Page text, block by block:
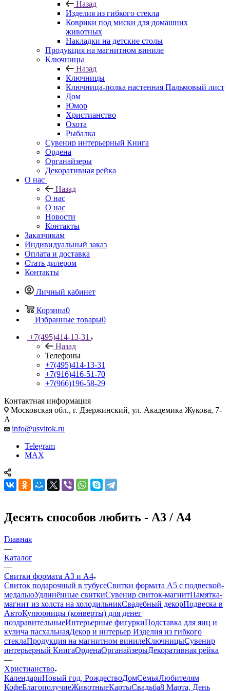
Назад
Изделия из гибкого стекла
Коврики под миски для домашних
животных
Накладки на детские столы
Продукция на магнитном виниле
Ключницы
Назад
Ключницы
Ключница-полка настенная Пальмовый лист
Дом
Юмор
Христианство
Охота
Рыбалка
Сувенир интерьерный Книга
Ордена
Органайзеры
Декоративная рейка
О нас
Назад
О нас
О нас
Новости
Контакты
Заказчикам
Индивидуальный заказ
Оплата и доставка
Стать дилером
Контакты
Личный кабинет
Корзина0
Избранные товары0
+7(495)414-13-31
Назад
Телефоны
+7(495)414-13-31
+7(916)416-51-70
+7(966)196-58-29
Контактная информация
Московская обл., г. Дзержинский, ул. Академика Жукова, 7-
А
info@usvitok.ru
Telegram
MAX
Десять способов любить - А3 / А4
Главная
—
Каталог
—
Свитки формата А3 и А4
Свиток подарочный в тубусеСвитки формата А5 с подвеской-
медальюУдлинённые свиткиСувенир свиток-магнитПамятка-
магнит из холста на холодильникСвадебный декорПодвеска в
АвтоКупюрницы (конверты) для денег
поздравительныеИнтерьерные фигуркиПодставка для яиц и
кулича пасхальнаяДекор и интерьер Изделия из гибкого
стеклаПродукция на магнитном винилеКлючницыСувенир
интерьерный КнигаОрденаОрганайзерыДекоративная рейка
—
Христианство
КалендариНовый год, РождествоДомСемьяЛюбителям
КофеБлагополучиеЖивотныеКартыСвадьба8 Марта, День